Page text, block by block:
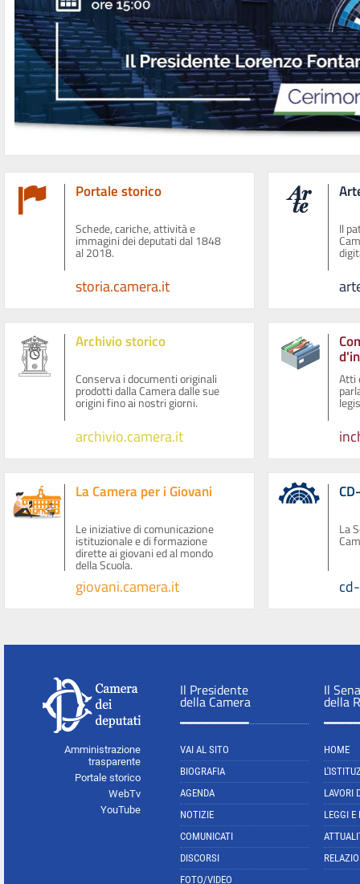
Portale storico
Schede, cariche, attività e
immagini dei deputati dal 1848
al 2018.
storia.camera.it
Il
Archivio storico
Conserva i documenti originali
prodotti dalla Camera dalle sue
origini fino ai nostri giorni.
archivio.camera.it
Atti
La Camera per i Giovani
Le iniziative di comunicazione
istituzionale e di formazione
dirette ai giovani ed al mondo
della Scuola.
giovani.camera.it
La
Amministrazione
trasparente
Portale storico
WebTv
YouTube
Il Presidente
della Camera
VAI AL SITO
BIOGRAFIA
AGENDA
NOTIZIE
COMUNICATI
DISCORSI
FOTO/VIDEO
Il
della
HOME
LAVORI
LEGGI E